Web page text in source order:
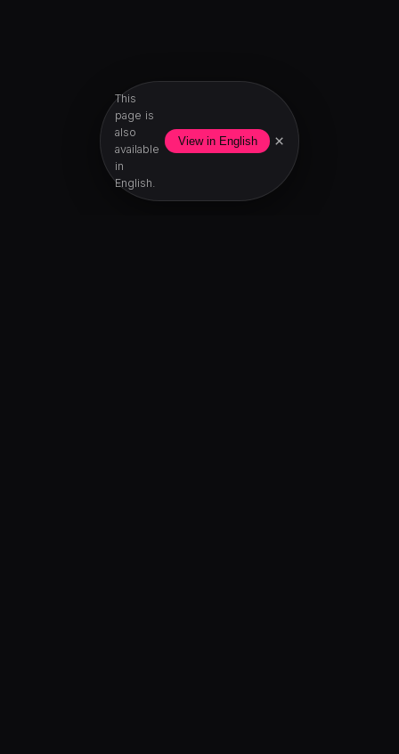
This
page is
also
available
in
English.
View in English ×